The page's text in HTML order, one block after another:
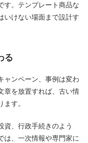
す。テンプレート商品な
いけない場面まで設計す
る
ャンペーン、事例は変わ
章を放置すれば、古い情
す。
資、行政手続きのよう
は、一次情報や専門家に